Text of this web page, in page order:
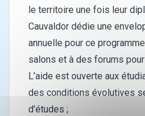
le territoire une fois leur
Cauvaldor dédie une
annuelle pour ce
salons et à des forums
L’aide est ouverte aux
des conditions évolutives
d’études ;